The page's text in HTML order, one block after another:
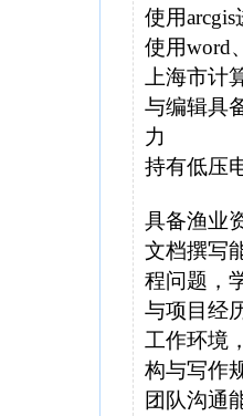
使用
使用word
上海市计
与编辑具
力
持有低压
具备渔业
文档撰写
程问题，
与项目经
工作环境
构与写作
团队沟通